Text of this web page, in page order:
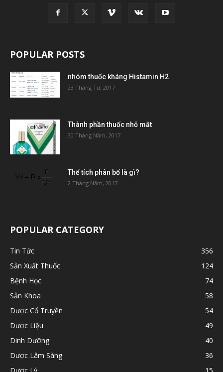
POPULAR POSTS
nhóm thuốc kháng Histamin H2
23 Tháng Tư, 2017
Thành phần thuốc nhỏ mắt
30 Tháng Năm, 2017
Thể tích phân bố là gì?
2 Tháng Năm, 2017
POPULAR CATEGORY
Tin Tức
356
Sản Xuất Thuốc
124
Bệnh Học
74
Sản Khoa
58
Dược Cổ Truyền
54
Dược Liệu
49
Dinh Dưỡng
40
Dược Lâm Sàng
36